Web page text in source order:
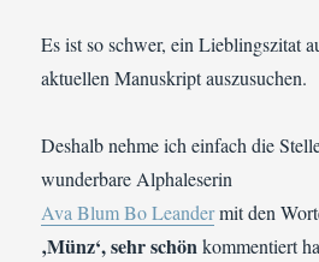
Es ist so schwer, ein Lieblingszitat
aktuellen Manuskript auszusuchen.
Deshalb nehme ich einfach die
wunderbare Alphaleserin
Ava Blum Bo Leandermit den
‚Münz‘, sehr schönkommentiert